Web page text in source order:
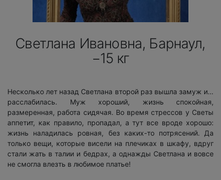
Светлана Ивановна, Барнаул,
−15 кг
Несколько лет назад Светлана второй раз вышла замуж и…
расслабилась. Муж хороший, жизнь спокойная,
размеренная, работа сидячая. Во время стрессов у Светы
аппетит, как правило, пропадал, а тут все вроде хорошо:
жизнь наладилась ровная, без каких-то потрясений. Да
только вещи, которые висели на плечиках в шкафу, вдруг
стали жать в талии и бедрах, а однажды Светлана и вовсе
не смогла влезть в любимое платье!